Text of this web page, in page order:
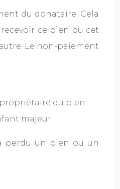
du donataire. Cela
ce bien ou cet
Le non-paiement
du bien.
majeur.
perdu un bien ou un